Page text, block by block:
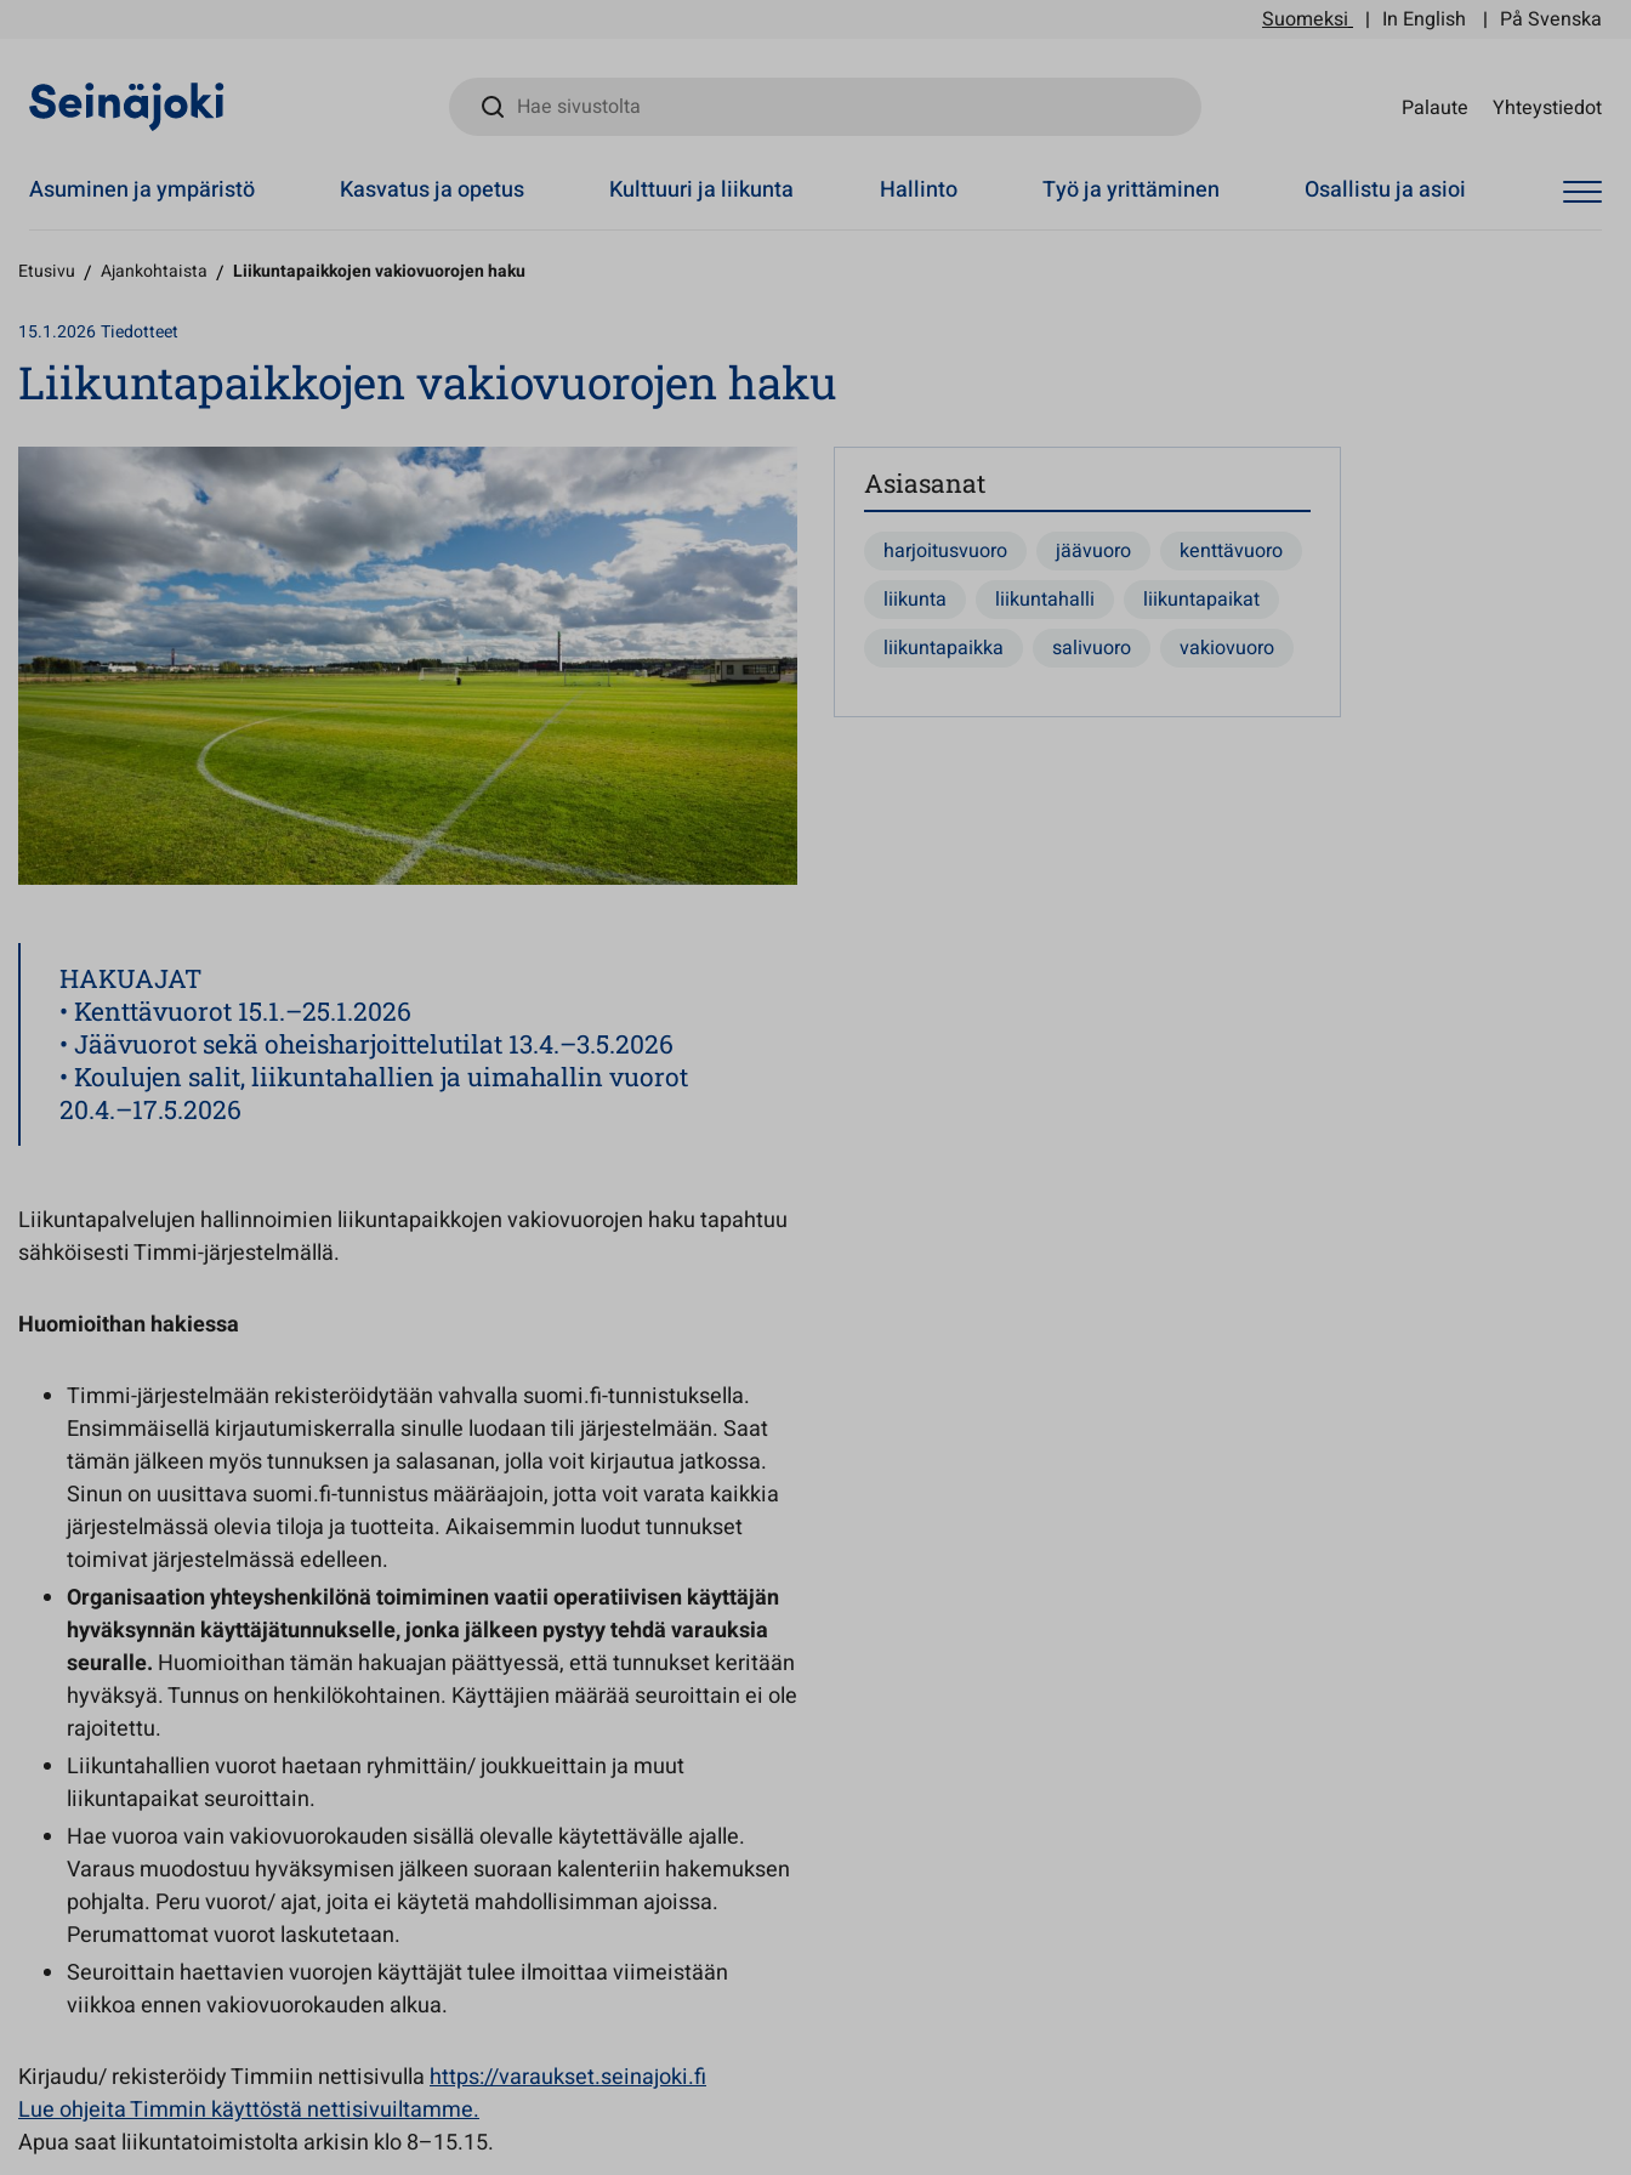
Suomeksi In English På Svenska
Hae sivustolta
Palaute Yhteystiedot
Asuminen ja ympäristö Kasvatus ja opetus Kulttuuri ja liikunta Hallinto Työ ja yrittäminen Osallistu ja asioi
Etusivu / Ajankohtaista / Liikuntapaikkojen vakiovuorojen haku
15.1.2026Tiedotteet
Liikuntapaikkojen vakiovuorojen haku
HAKUAJAT
• Kenttävuorot 15.1.–25.1.2026
• Jäävuorot sekä oheisharjoittelutilat 13.4.–3.5.2026
• Koulujen salit, liikuntahallien ja uimahallin vuorot
20.4.–17.5.2026
Liikuntapalvelujen hallinnoimien liikuntapaikkojen vakiovuorojen haku tapahtuu
sähköisesti Timmi-järjestelmällä.
Huomioithan hakiessa
Timmi-järjestelmään rekisteröidytään vahvalla suomi.fi-tunnistuksella.
Ensimmäisellä kirjautumiskerralla sinulle luodaan tili järjestelmään. Saat
tämän jälkeen myös tunnuksen ja salasanan, jolla voit kirjautua jatkossa.
Sinun on uusittava suomi.fi-tunnistus määräajoin, jotta voit varata kaikkia
järjestelmässä olevia tiloja ja tuotteita. Aikaisemmin luodut tunnukset
toimivat järjestelmässä edelleen.
Organisaation yhteyshenkilönä toimiminen vaatii operatiivisen käyttäjän
hyväksynnän käyttäjätunnukselle, jonka jälkeen pystyy tehdä varauksia
seuralle. Huomioithan tämän hakuajan päättyessä, että tunnukset keritään
hyväksyä. Tunnus on henkilökohtainen. Käyttäjien määrää seuroittain ei ole
rajoitettu.
Liikuntahallien vuorot haetaan ryhmittäin/ joukkueittain ja muut
liikuntapaikat seuroittain.
Hae vuoroa vain vakiovuorokauden sisällä olevalle käytettävälle ajalle.
Varaus muodostuu hyväksymisen jälkeen suoraan kalenteriin hakemuksen
pohjalta. Peru vuorot/ ajat, joita ei käytetä mahdollisimman ajoissa.
Perumattomat vuorot laskutetaan.
Seuroittain haettavien vuorojen käyttäjät tulee ilmoittaa viimeistään
viikkoa ennen vakiovuorokauden alkua.
Kirjaudu/ rekisteröidy Timmiin nettisivullahttps://varaukset.seinajoki.fi
Lue ohjeita Timmin käyttöstä nettisivuiltamme.
Apua saat liikuntatoimistolta arkisin klo 8–15.15.
Asiasanat
harjoitusvuoro jäävuoro
kenttävuoro
liikunta
liikuntahalli
liikuntapaikat
liikuntapaikka
salivuoro vakiovuoro